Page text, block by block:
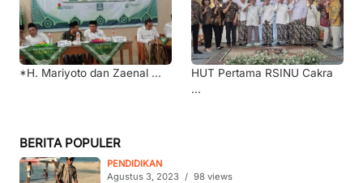
*H. Mariyoto dan Zaenal ...
HUT Pertama RSINU Cakra
...
BERITA POPULER
PENDIDIKAN
Agustus 3, 2023 / 98 views